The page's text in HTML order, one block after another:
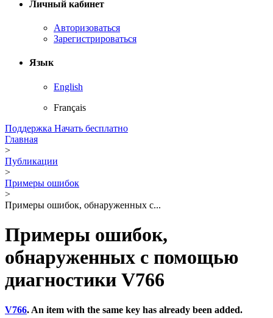
Личный кабинет
Авторизоваться
Зарегистрироваться
Язык
English
Français
Поддержка Начать бесплатно
Главная
>
Публикации
>
Примеры ошибок
>
Примеры ошибок, обнаруженных с...
Примеры ошибок,
обнаруженных с помощью
диагностики V766
V766. An item with the same key has already been added.